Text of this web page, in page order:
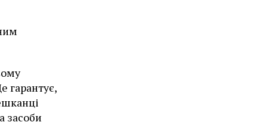
гарантує,
засоби